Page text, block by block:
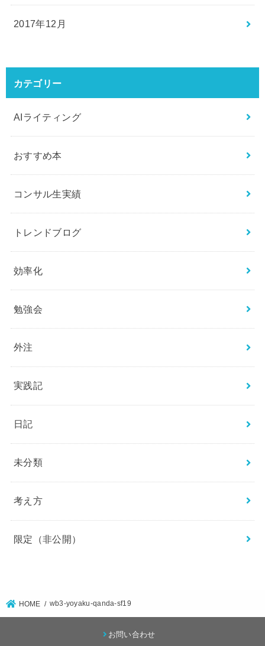
2017年12月
カテゴリー
AIライティング
おすすめ本
コンサル生実績
トレンドブログ
効率化
勉強会
外注
実践記
日記
未分類
考え方
限定（非公開）
HOME wb3-yoyaku-qanda-sf19
お問い合わせ